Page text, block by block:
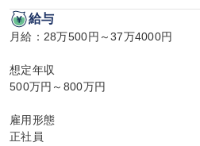
給与
月給：28万500円～37万4000円
想定年収
500万円～800万円
雇用形態
正社員